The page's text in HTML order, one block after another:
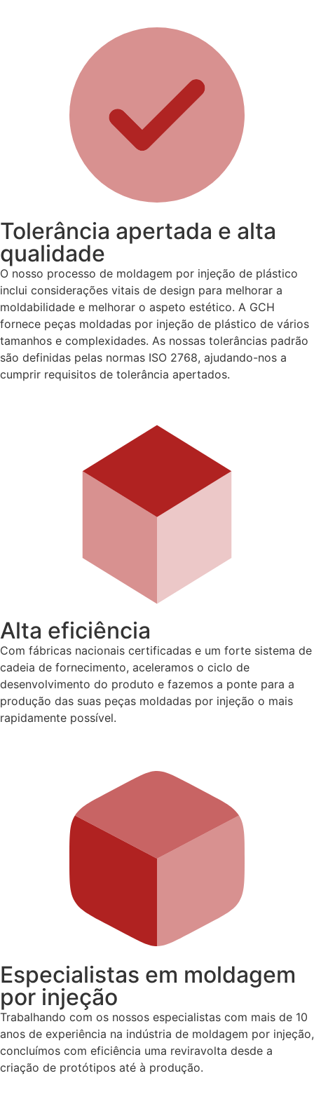
Tolerância apertada e alta
qualidade
O nosso processo de moldagem por injeção de plástico
inclui considerações vitais de design para melhorar a
moldabilidade e melhorar o aspeto estético. A GCH
fornece peças moldadas por injeção de plástico de vários
tamanhos e complexidades. As nossas tolerâncias padrão
são definidas pelas normas ISO 2768, ajudando-nos a
cumprir requisitos de tolerância apertados.
Alta eficiência
Com fábricas nacionais certificadas e um forte sistema de
cadeia de fornecimento, aceleramos o ciclo de
desenvolvimento do produto e fazemos a ponte para a
produção das suas peças moldadas por injeção o mais
rapidamente possível.
Especialistas em moldagem
por injeção
Trabalhando com os nossos especialistas com mais de 10
anos de experiência na indústria de moldagem por injeção,
concluímos com eficiência uma reviravolta desde a
criação de protótipos até à produção.